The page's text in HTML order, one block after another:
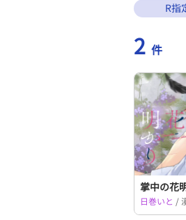
R指
2 件
掌中の花
日巻いと /